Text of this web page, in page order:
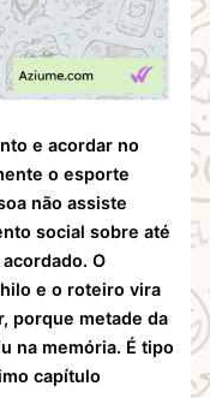
e acordar no
o esporte
não assiste
social sobre até
O
e o roteiro vira
porque metade da
na memória. É tipo
capítulo